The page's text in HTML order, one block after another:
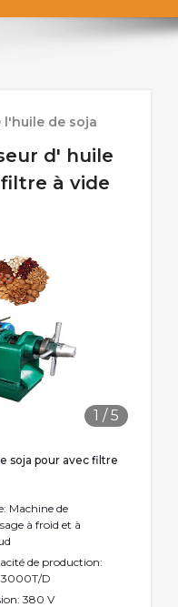
de soja
d' huile
à vide
1 /5
soja pour avec filtre
Machine de
à froid et à
de production:
3000T/D
380 V